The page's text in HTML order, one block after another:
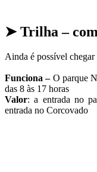
➤Trilha –
Ainda é possível
Funciona – O parque
das 8 às 17 horas
Valor: a entrada no
entrada no Corcovado